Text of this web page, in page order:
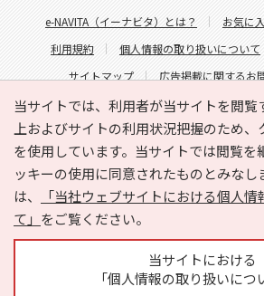
当サイトでは、利用者が当サイトを閲
上およびサイトの利用状況把握のため、
を使用しています。当サイトでは閲覧を
ッキーの使用に同意されたものとみなし
は、
「当社ウェブサイトにおける個人
て」 をご覧ください。
当サイトにおける
「個人情報の取り扱いにつ
e-NAVITA（イーナビタ）とは？ お気に
利用規約
個人情報の取り扱いについて
サイトマップ
広告掲載に関するお
サイトの内容に関するお問い
Copyright © HYOJITO.Co.,Ltd. All Rights